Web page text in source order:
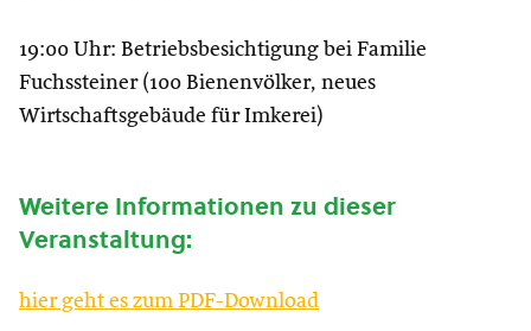
19:00 Uhr: Betriebsbesichtigung bei Familie
Fuchssteiner (100 Bienenvölker, neues
Wirtschaftsgebäude für Imkerei)
Weitere Informationen zu dieser
Veranstaltung:
hier geht es zum PDF-Download